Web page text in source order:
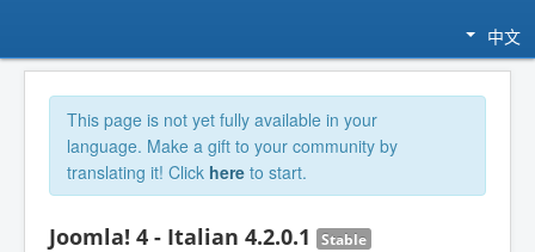
中文
This page is not yet fully available in your
language. Make a gift to your community by
translating it! Click here to start.
Joomla! 4 - Italian 4.2.0.1 Stable